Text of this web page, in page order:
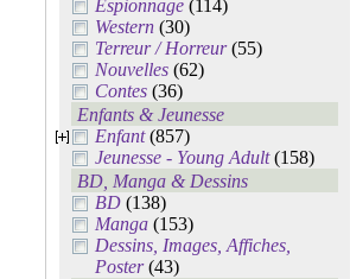
Espionnage (114)
Western (30)
Terreur / Horreur(55)
Nouvelles (62)
Contes (36)
Enfants & Jeunesse
Enfant(857)
Jeunesse - Young Adult(158)
BD, Manga & Dessins
BD (138)
Manga (153)
Dessins, Images, Affiches,
Poster(43)